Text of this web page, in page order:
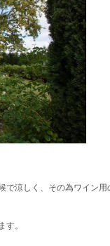
涼しく、その為ワイン
す。